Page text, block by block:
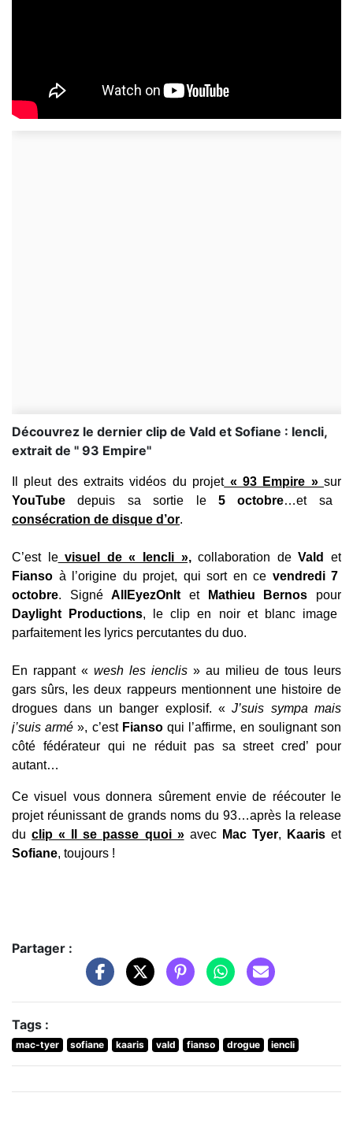
Découvrez le dernier clip de Vald et Sofiane : Iencli,
extrait de '' 93 Empire''
Il pleut des extraits vidéos du projet« 93 Empire »sur
YouTube depuis sa sortie le 5 octobre…et sa
consécration de disque d’or.
C’est levisuel de « Iencli »,collaboration deVald
et
Fianso à l’origine du projet, qui sort en ce vendredi 7
octobre. SignéAllEyezOnItet Mathieu Bernos pour
Daylight Productions, le clip en noir et blanc image
parfaitement les lyrics percutantes du duo.
En rappant « wesh les ienclis » au milieu de tous leurs
gars sûrs, les deux rappeurs mentionnent une histoire de
drogues dans un banger explosif. «J’suis sympa mais
j’suis armé », c’est Fiansoqui l’affirme, en soulignant son
côté fédérateur qui ne réduit pas sa street cred’ pour
autant…
Ce visuel vous donnera sûrement envie de réécouter le
projet réunissant de grands noms du 93…après la release
duclip « Il se passe quoi »avec Mac Tyer, Kaariset
Sofiane, toujours !
Partager :
Tags :
mac-tyer sofiane kaaris vald fianso drogue iencli